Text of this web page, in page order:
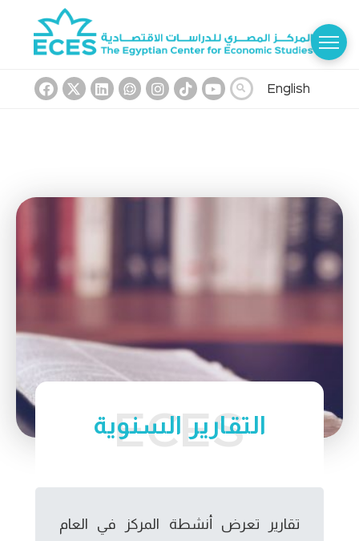
English
التقارير السنوية
تقارير تعرض أنشطة المركز في العام